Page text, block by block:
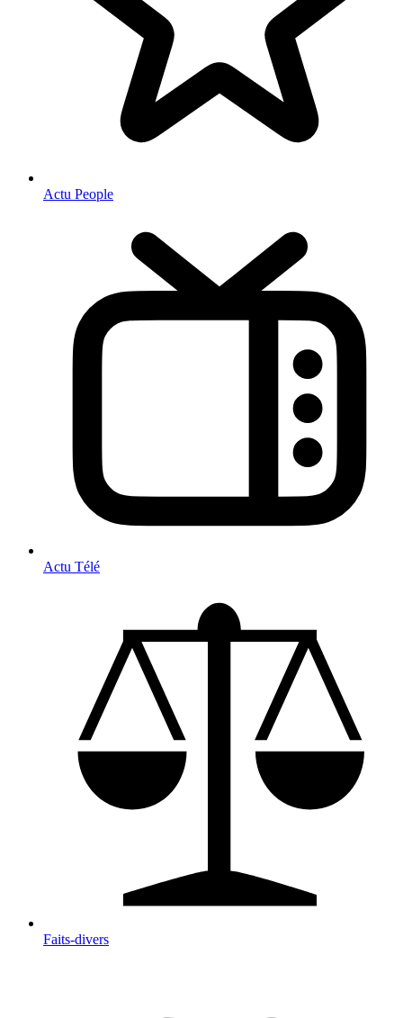
Actu People
Actu Télé
Faits-divers